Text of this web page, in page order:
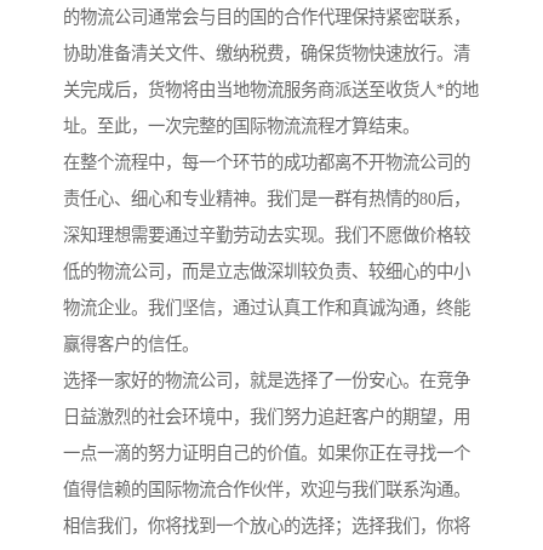
的物流公司通常会与目的国的合作代理保持紧密联系，
协助准备清关文件、缴纳税费，确保货物快速放行。清
关完成后，货物将由当地物流服务商派送至收货人*的地
址。至此，一次完整的国际物流流程才算结束。
在整个流程中，每一个环节的成功都离不开物流公司的
责任心、细心和专业精神。我们是一群有热情的80后，
深知理想需要通过辛勤劳动去实现。我们不愿做价格较
低的物流公司，而是立志做深圳较负责、较细心的中小
物流企业。我们坚信，通过认真工作和真诚沟通，终能
赢得客户的信任。
选择一家好的物流公司，就是选择了一份安心。在竞争
日益激烈的社会环境中，我们努力追赶客户的期望，用
一点一滴的努力证明自己的价值。如果你正在寻找一个
值得信赖的国际物流合作伙伴，欢迎与我们联系沟通。
相信我们，你将找到一个放心的选择；选择我们，你将